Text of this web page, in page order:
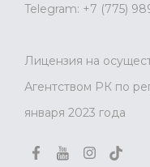
Telegram: +7 (775)
Лицензия на
Агентством РК по
января 2023 года